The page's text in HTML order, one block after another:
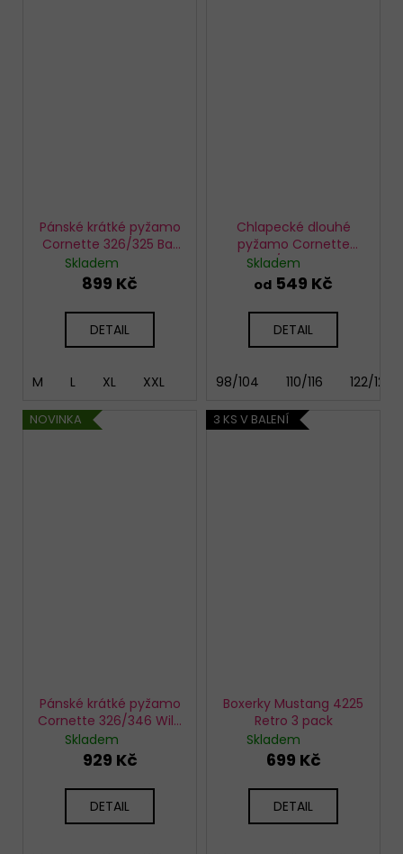
Pánské krátké pyžamo
Cornette 326/325 Bat
4
Skladem
899 Kč
DETAIL
M L XL XXL
Chlapecké dlouhé
pyžamo Cornette
593/188 Bat 3
Skladem
od 549 Kč
DETAIL
98/104 110/116 122/128
NOVINKA
Pánské krátké pyžamo
Cornette 326/346 Wild
Bear
Skladem
929 Kč
DETAIL
3 KS V BALENÍ
Boxerky Mustang 4225
Retro 3 pack
Skladem
699 Kč
DETAIL